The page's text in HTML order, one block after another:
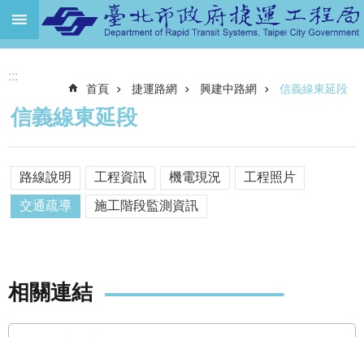
跳到主要內容區塊
階
尋
介
紹
:::
首頁 捷運路網 興建中路網 信義線東延段
信義線東延段
路線說明 工程資訊 機電現況 工程照片
交通疏導 施工階段監測資訊
相關連結